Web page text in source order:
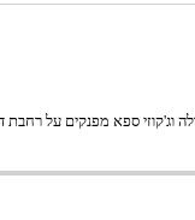
וג'קוזי ספא מפנקים על